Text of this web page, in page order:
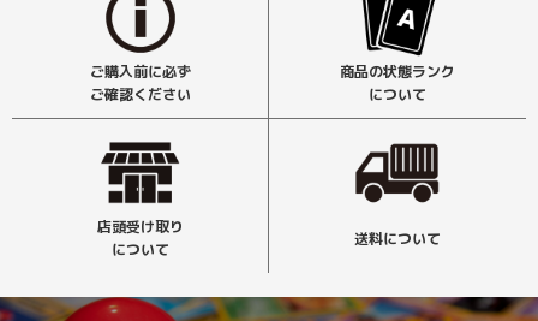
ご購入前に必ず
ご確認ください
商品の状態ランク
について
店頭受け取り
について
送料について